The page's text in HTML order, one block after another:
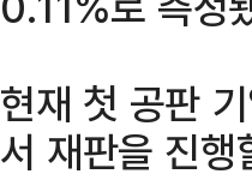
현재 첫 공판
서 재판을 진행